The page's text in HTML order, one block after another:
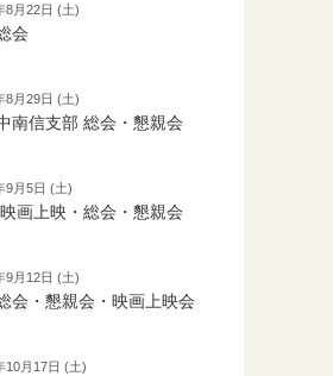
8月22日 (土)
会
8月29日 (土)
南信支部 総会・懇親会
9月5日 (土)
画上映・総会・懇親会
9月12日 (土)
会・懇親会・映画上映会
10月17日 (土)